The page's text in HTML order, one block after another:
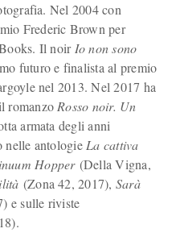
Nel 2004 con
Frederic Brown per
Il noir Io non sono
futuro e finalista al premio
nel 2013. Nel 2017 ha
romanzo Rosso noir. Un
armata degli anni
nelle antologie La cattiva
Hopper(Della Vigna,
(Zona 42, 2017), Sarà
e sulle riviste